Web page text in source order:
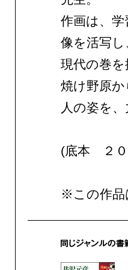
作画は、
像を活写
現代の巻
焼け野原
人の姿を、
(底本 ２０
※この作品